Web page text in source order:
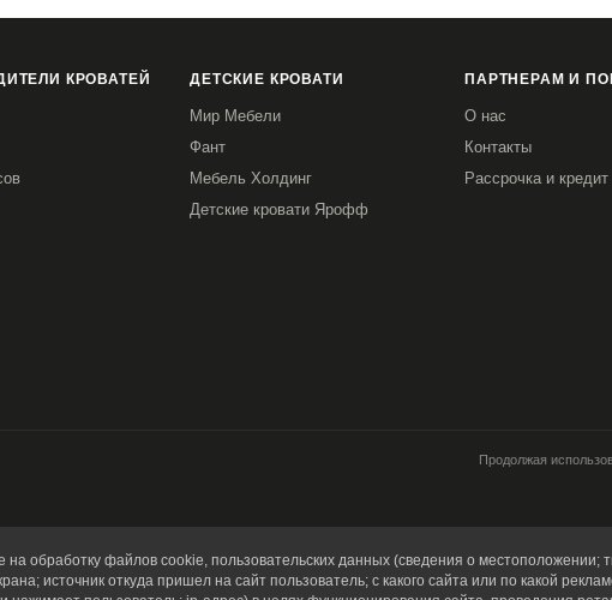
КРОВАТЕЙ ДЕТСКИЕ КРОВАТИ
Мир Мебели
Фант
Мебель Холдинг
Детские кровати Ярофф
ПАРТНЕРАМ И
О нас
Контакты
Рассрочка и кредит
Продолжая
на обработку файлов cookie, пользовательских данных (сведения о местоположении;
источник откуда пришел на сайт пользователь; с какого сайта или по какой